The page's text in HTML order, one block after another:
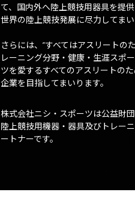
て、国内外へ陸上競技用器具を提
世界の陸上競技発展に尽力してまい
さらには、”すべてはアスリートの
レーニング分野・健康・生涯スポ
ツを愛するすべてのアスリートの
企業を目指してまいります。
株式会社ニシ・スポーツは公益財
陸上競技用機器・器具及びトレー
ートナーです。